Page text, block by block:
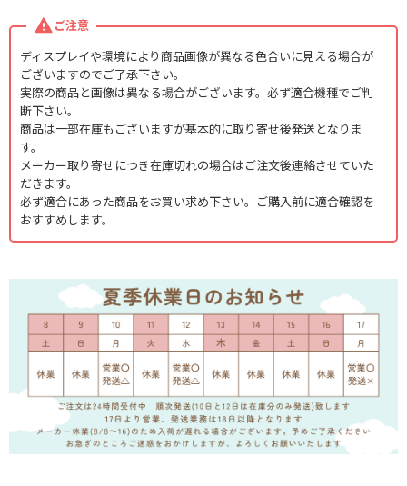
ご注意
ディスプレイや環境により商品画像が異なる色合いに見える場合が
ございますのでご了承下さい。
実際の商品と画像は異なる場合がございます。必ず適合機種でご判
断下さい。
商品は一部在庫もございますが基本的に取り寄せ後発送となりま
す。
メーカー取り寄せにつき在庫切れの場合はご注文後連絡させていた
だきます。
必ず適合にあった商品をお買い求め下さい。ご購入前に適合確認を
おすすめします。